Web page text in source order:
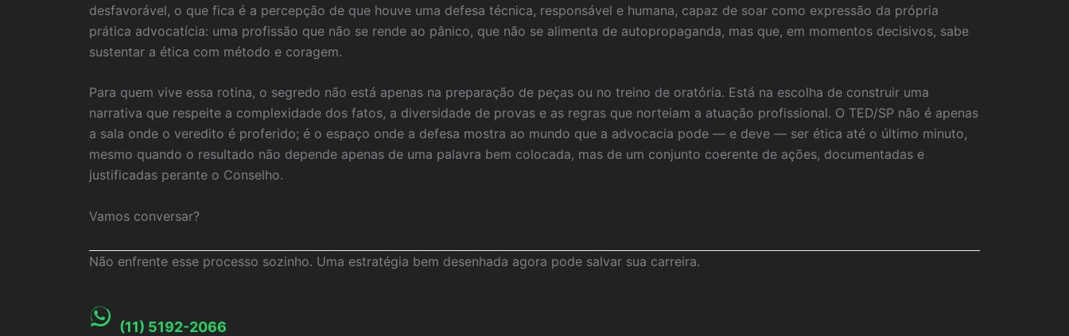
desfavorável, o que fica é a percepção de que houve uma defesa técnica, responsável e humana, capaz de soar como expressão da própria
prática advocatícia: uma profissão que não se rende ao pânico, que não se alimenta de autopropaganda, mas que, em momentos decisivos, sabe
sustentar a ética com método e coragem.
Para quem vive essa rotina, o segredo não está apenas na preparação de peças ou no treino de oratória. Está na escolha de construir uma
narrativa que respeite a complexidade dos fatos, a diversidade de provas e as regras que norteiam a atuação profissional. O TED/SP não é apenas
a sala onde o veredito é proferido; é o espaço onde a defesa mostra ao mundo que a advocacia pode — e deve — ser ética até o último minuto,
mesmo quando o resultado não depende apenas de uma palavra bem colocada, mas de um conjunto coerente de ações, documentadas e
justificadas perante o Conselho.
Vamos conversar?
Não enfrente esse processo sozinho. Uma estratégia bem desenhada agora pode salvar sua carreira.
(11) 5192-2066